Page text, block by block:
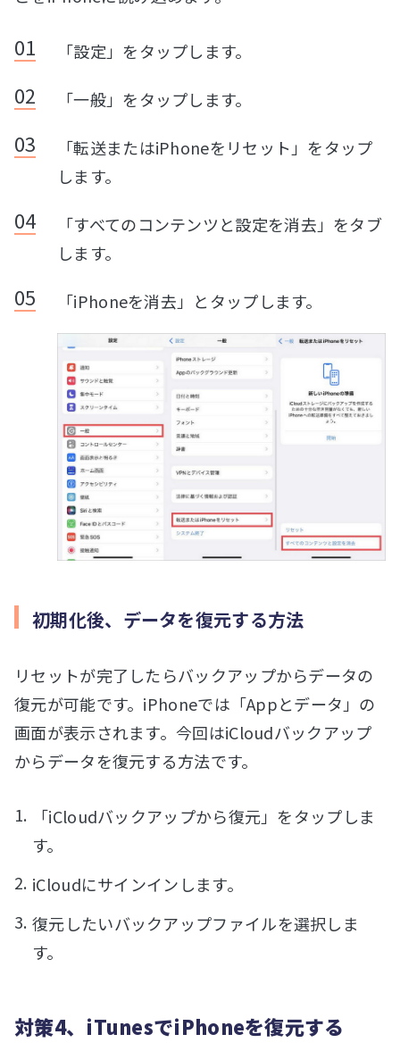
「設定」をタップします。
「一般」をタップします。
「転送またはiPhoneをリセット」をタップ
します。
「すべてのコンテンツと設定を消去」をタブ
します。
「iPhoneを消去」とタップします。
初期化後、データを復元する方法
リセットが完了したらバックアップからデータの
復元が可能です。iPhoneでは「Appとデータ」の
画面が表示されます。今回はiCloudバックアップ
からデータを復元する方法です。
「iCloudバックアップから復元」をタップしま
す。
iCloudにサインインします。
復元したいバックアップファイルを選択しま
す。
対策4、iTunesでiPhoneを復元する